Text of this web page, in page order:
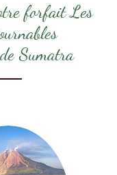
forfait Les
Sumatra